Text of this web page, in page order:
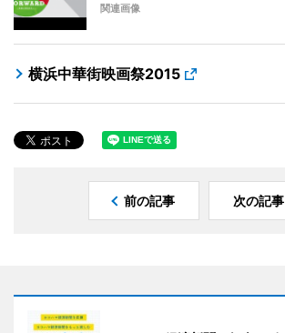
関連画像
横浜中華街映画祭2015
前の記事 次の記事